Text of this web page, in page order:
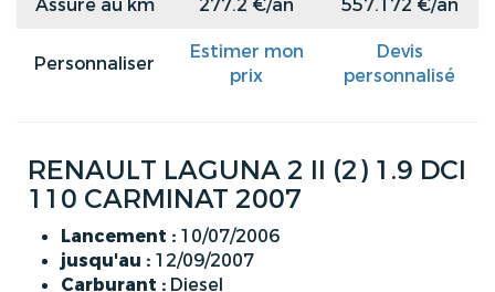
Assuré au km 277.2 €/an 557.172 €/an
Personnaliser
Estimer mon
prix
Devis
personnalisé
RENAULT LAGUNA 2 II (2) 1.9 DCI
110 CARMINAT 2007
Lancement : 10/07/2006
jusqu'au : 12/09/2007
Carburant : Diesel